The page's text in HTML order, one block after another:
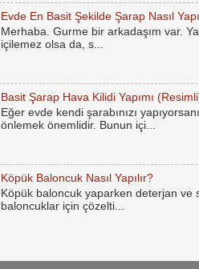
Evde En Basit Şekilde Şarap Nasıl
Merhaba. Gurme bir arkadaşım var.
içilemez olsa da, s...
Basit Şarap Hava Kilidi Yapımı
Eğer evde kendi şarabınızı
önlemek önemlidir. Bunun içi...
Köpük Baloncuk Nasıl Yapılır?
Köpük baloncuk yaparken deterjan ve
baloncuklar için çözelti...